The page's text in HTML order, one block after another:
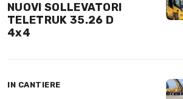
NUOVI SOLLEVATORI
TELETRUK 35.26 D
4x4
IN CANTIERE